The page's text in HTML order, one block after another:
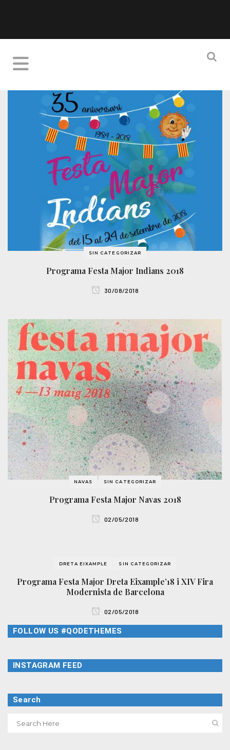
SIN CATEGORIZAR
Programa Festa Major Indians 2018
30/08/2018
NAVAS SIN CATEGORIZAR
Programa Festa Major Navas 2018
02/05/2018
DRETA EIXAMPLE SIN CATEGORIZAR
Programa Festa Major Dreta Eixample’18 i XIV Fira
Modernista de Barcelona
02/05/2018
FOLLOW US #QODETHEMES
INSTAGRAM FEED
Search